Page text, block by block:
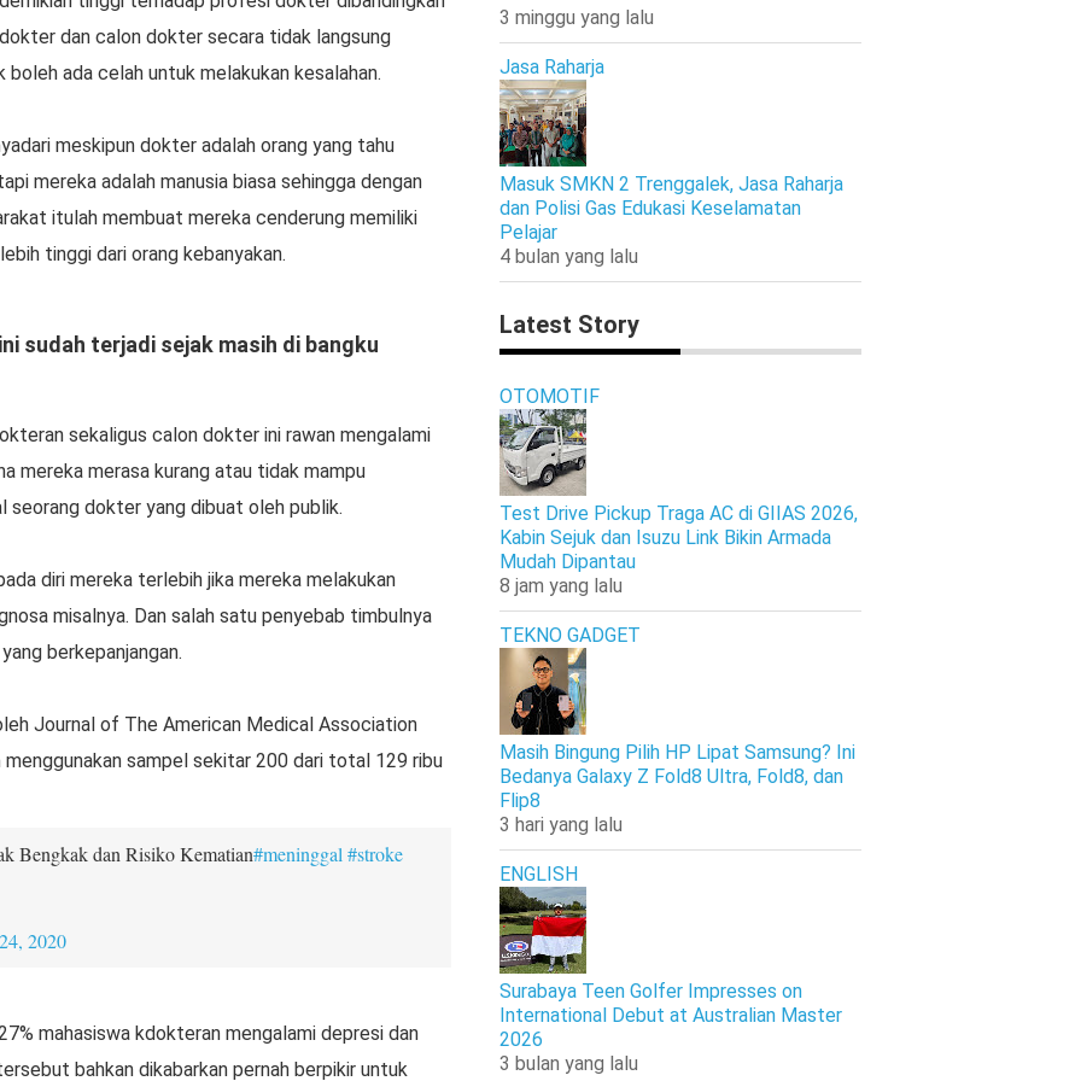
dan calon dokter secara tidak langsung
ada celah untuk melakukan kesalahan.
meskipun dokter adalah orang yang tahu
mereka adalah manusia biasa sehingga dengan
itulah membuat mereka cenderung memiliki
tinggi dari orang kebanyakan.
sudah terjadi sejak masih di bangku
sekaligus calon dokter ini rawan mengalami
mereka merasa kurang atau tidak mampu
seorang dokter yang dibuat oleh publik.
diri mereka terlebih jika mereka melakukan
misalnya. Dan salah satu penyebab timbulnya
berkepanjangan.
Journal of The American Medical Association
sampel sekitar 200 dari total 129 ribu
Bengkak dan Risiko Kematian#meninggal #stroke
2020
mahasiswa kdokteran mengalami depresi dan
bahkan dikabarkan pernah berpikir untuk
3 minggu yang lalu
Jasa Raharja
Masuk SMKN 2 Trenggalek, Jasa Raharja
dan Polisi Gas Edukasi Keselamatan
Pelajar
4 bulan yang lalu
Latest Story
OTOMOTIF
Test Drive Pickup Traga AC di GIIAS 2026,
Kabin Sejuk dan Isuzu Link Bikin Armada
Mudah Dipantau
8 jam yang lalu
TEKNO GADGET
Masih Bingung Pilih HP Lipat Samsung? Ini
Bedanya Galaxy Z Fold8 Ultra, Fold8, dan
Flip8
3 hari yang lalu
ENGLISH
Surabaya Teen Golfer Impresses on
International Debut at Australian Master
2026
3 bulan yang lalu